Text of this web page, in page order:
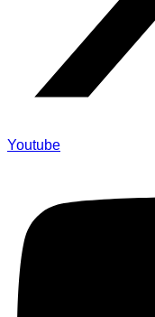
Youtube